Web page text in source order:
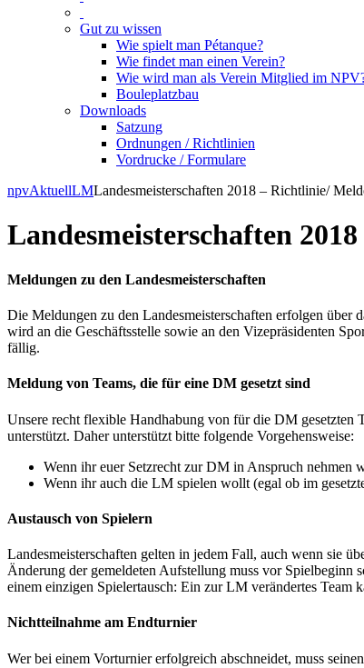
Gut zu wissen
Wie spielt man Pétanque?
Wie findet man einen Verein?
Wie wird man als Verein Mitglied im
Bouleplatzbau
Downloads
Satzung
Ordnungen / Richtlinien
Vordrucke / Formulare
Skip
content
npvAktuellLMLandesmeisterschaften 2018 – Richtlinie/
Landesmeisterschaften
Meldungen zu den Landesmeisterschaften
Die Meldungen zu den Landesmeisterschaften erfolgen
wird an die Geschäftsstelle sowie an den Vizepräsidenten
fällig.
Meldung von Teams, die für eine DM gesetzt sind
Unsere recht flexible Handhabung von für die DM gesetzten
unterstützt. Daher unterstützt bitte folgende Vorgehensweise:
Wenn ihr euer Setzrecht zur DM in Anspruch nehmen
Wenn ihr auch die LM spielen wollt (egal ob im
Austausch von Spielern
Landesmeisterschaften gelten in jedem Fall, auch wenn sie
Änderung der gemeldeten Aufstellung muss vor Spielbeginn
einem einzigen Spielertausch: Ein zur LM verändertes
Nichtteilnahme am Endturnier
Wer bei einem Vorturnier erfolgreich abschneidet, muss